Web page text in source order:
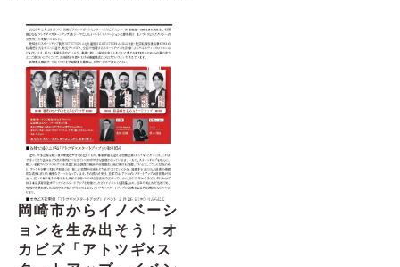
岡崎市からイノベーシ
ョンを生み出そう！オ
カビズ「アトツギ×ス